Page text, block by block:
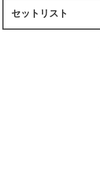
セットリスト